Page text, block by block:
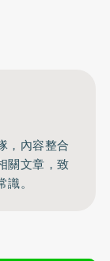
，內容整合
關文章，致
。